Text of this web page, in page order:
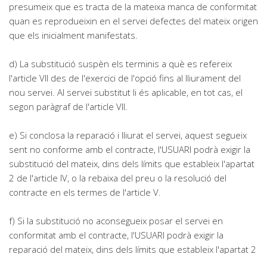
presumeix que es tracta de la mateixa manca de conformitat
quan es reprodueixin en el servei defectes del mateix origen
que els inicialment manifestats.
d) La substitució suspèn els terminis a què es refereix
l'article VII des de l'exercici de l'opció fins al lliurament del
nou servei. Al servei substitut li és aplicable, en tot cas, el
segon paràgraf de l'article VII.
e) Si conclosa la reparació i lliurat el servei, aquest segueix
sent no conforme amb el contracte, l'USUARI podrà exigir la
substitució del mateix, dins dels límits que estableix l'apartat
2 de l'article IV, o la rebaixa del preu o la resolució del
contracte en els termes de l'article V.
f) Si la substitució no aconsegueix posar el servei en
conformitat amb el contracte, l'USUARI podrà exigir la
reparació del mateix, dins dels límits que estableix l'apartat 2